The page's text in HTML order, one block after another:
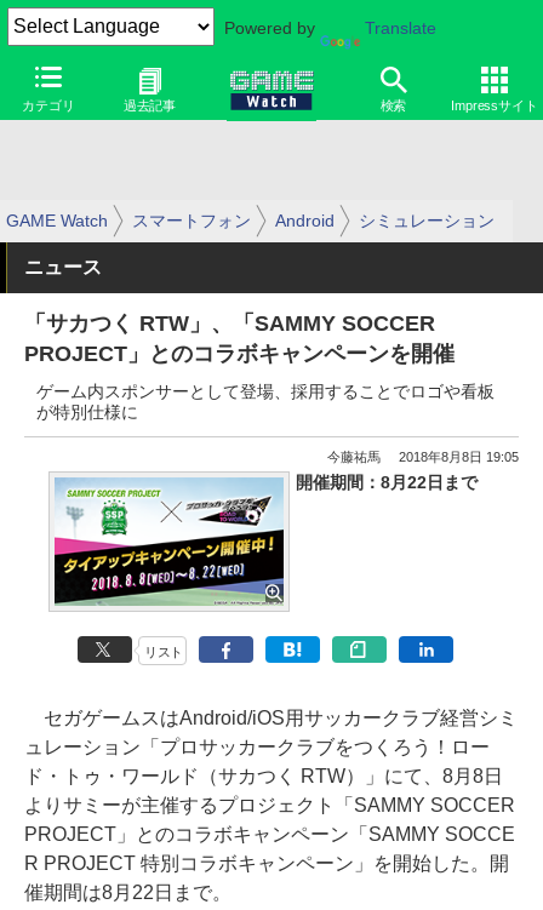
Powered by Translate
カテゴリ 過去記事 検索 Impressサイト
GAME Watch スマートフォン Android シミュレーション
ニュース
「サカつく RTW」、「SAMMY SOCCER
PROJECT」とのコラボキャンペーンを開催
ゲーム内スポンサーとして登場、採用することでロゴや看板
が特別仕様に
今藤祐馬 2018年8月8日 19:05
開催期間：8月22日まで
リスト
セガゲームスはAndroid/iOS用サッカークラブ経営シミ
ュレーション「プロサッカークラブをつくろう！ロー
ド・トゥ・ワールド（サカつく RTW）」にて、8月8日
よりサミーが主催するプロジェクト「SAMMY SOCCER
PROJECT」とのコラボキャンペーン「SAMMY SOCCE
R PROJECT 特別コラボキャンペーン」を開始した。開
催期間は8月22日まで。